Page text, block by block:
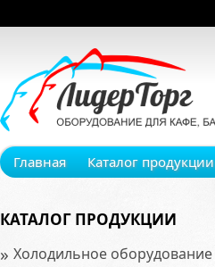
Главная Каталог продукции
КАТАЛОГ ПРОДУКЦИИ
» Холодильное оборудование